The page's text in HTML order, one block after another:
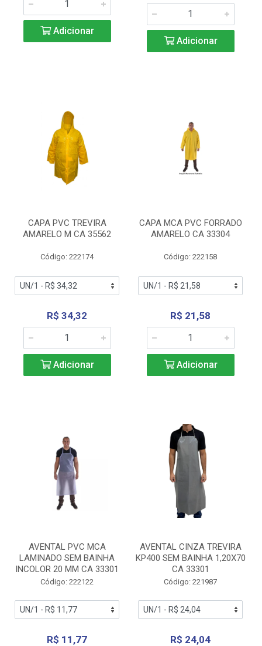
Adicionar
Adicionar
CAPA PVC TREVIRA
AMARELO M CA 35562
Código: 222174
R$ 34,32
Adicionar
CAPA MCA PVC FORRADO
AMARELO CA 33304
Código: 222158
R$ 21,58
Adicionar
AVENTAL PVC MCA
LAMINADO SEM BAINHA
INCOLOR 20 MM CA 33301
Código: 222122
R$ 11,77
AVENTAL CINZA TREVIRA
KP400 SEM BAINHA 1,20X70
CA 33301
Código: 221987
R$ 24,04